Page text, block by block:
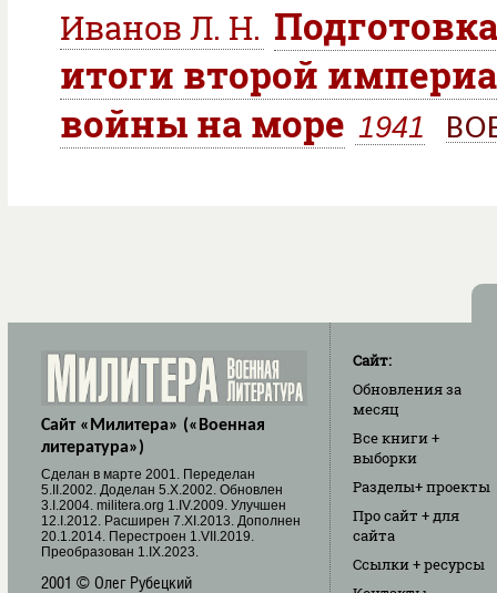
Иванов Л. Н.
итоги второй
войны на море 1941
Сайт «Милитера» («Военная
литература»)
Cделан в марте 2001. Переделан
5.II.2002. Доделан 5.X.2002. Обновлен
3.I.2004. militera.org 1.IV.2009. Улучшен
12.I.2012. Расширен 7.XI.2013. Дополнен
20.1.2014. Перестроен 1.VII.2019.
Преобразован 1.IX.2023.
2001 © Олег Рубецкий
Сайт:
Обновленияза
месяц
Все книги+
выборки
Разделы+ проекты
Про сайт + для
сайта
Ссылки+ ресурсы